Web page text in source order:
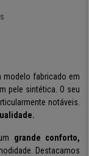
modelo fabricado em
pele sintética. O seu
notáveis.
grande conforto,
Destacamos